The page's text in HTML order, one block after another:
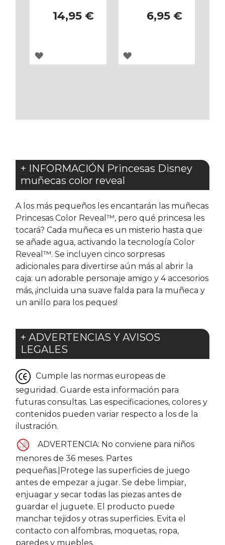
14,95 €
AGREGAR
6,95 €
AGREGAR
+ INFORMACIÓN Princesas Disney
muñecas color reveal
A los más pequeños les encantarán las muñecas
Princesas Color Reveal™, pero qué princesa les
tocará? Cada muñeca es un misterio hasta que
se añade agua, activando la tecnología Color
Reveal™. Se incluyen cinco sorpresas
adicionales para divertirse aún más al abrir la
caja: un adorable personaje amigo y 4 accesorios
más, ¡incluida una suave falda para la muñeca y
un anillo para los peques!
+ ADVERTENCIAS Y AVISOS
LEGALES
Cumple las normas europeas de
seguridad. Guarde esta información para
futuras consultas. Las especificaciones, colores y
contenidos pueden variar respecto a los de la
ilustración.
ADVERTENCIA: No conviene para niños
menores de 36 meses. Partes
pequeñas.|Protege las superficies de juego
antes de empezar a jugar. Se debe limpiar,
enjuagar y secar todas las piezas antes de
guardar el juguete. El producto puede
manchar tejidos y otras superficies. Evita el
contacto con alfombras, moquetas, ropa,
paredes y muebles.